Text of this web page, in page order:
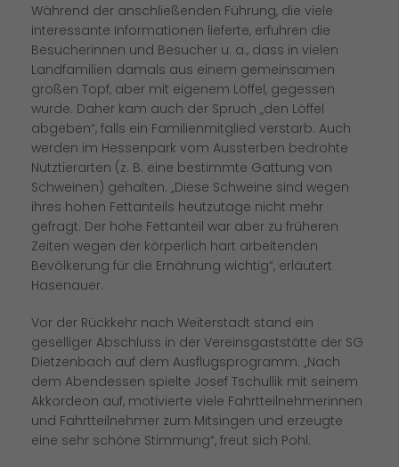
Während der anschließenden Führung, die viele
interessante Informationen lieferte, erfuhren die
Besucherinnen und Besucher u. a., dass in vielen
Landfamilien damals aus einem gemeinsamen
großen Topf, aber mit eigenem Löffel, gegessen
wurde. Daher kam auch der Spruch „den Löffel
abgeben“, falls ein Familienmitglied verstarb. Auch
werden im Hessenpark vom Aussterben bedrohte
Nutztierarten (z. B. eine bestimmte Gattung von
Schweinen) gehalten. „Diese Schweine sind wegen
ihres hohen Fettanteils heutzutage nicht mehr
gefragt. Der hohe Fettanteil war aber zu früheren
Zeiten wegen der körperlich hart arbeitenden
Bevölkerung für die Ernährung wichtig“, erläutert
Hasenauer.
Vor der Rückkehr nach Weiterstadt stand ein
geselliger Abschluss in der Vereinsgaststätte der SG
Dietzenbach auf dem Ausflugsprogramm. „Nach
dem Abendessen spielte Josef Tschullik mit seinem
Akkordeon auf, motivierte viele Fahrtteilnehmerinnen
und Fahrtteilnehmer zum Mitsingen und erzeugte
eine sehr schöne Stimmung“, freut sich Pohl.